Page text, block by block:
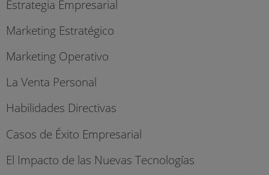
Estrategia Empresarial
Marketing Estratégico
Marketing Operativo
La Venta Personal
Habilidades Directivas
Casos de Éxito Empresarial
El Impacto de las Nuevas Tecnologías